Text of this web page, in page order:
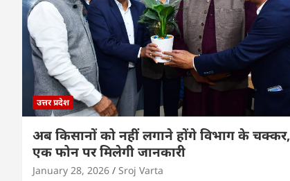
उत्तर प्रदेश
अब किसानों को नहीं लगाने होंगे विभाग के चक्कर,
एक फोन पर मिलेगी जानकारी
January 28, 2026 Sroj Varta